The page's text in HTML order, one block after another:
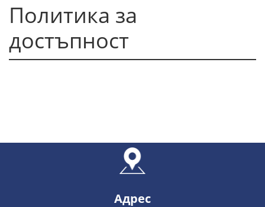
Политика за
достъпност
Адрес